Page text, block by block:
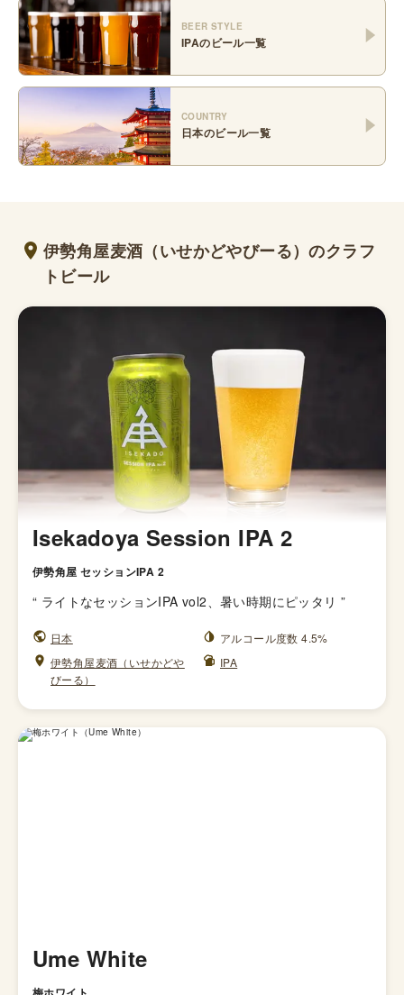
BEER STYLE
IPAのビール一覧
COUNTRY
日本のビール一覧
伊勢角屋麦酒（いせかどやびーる）のクラフ
トビール
Isekadoya Session IPA 2
伊勢角屋 セッションIPA 2
“ ライトなセッションIPA vol2、暑い時期にピッタリ ”
日本
アルコール度数 4.5%
伊勢角屋麦酒（いせかどや
びーる）
IPA
Ume White